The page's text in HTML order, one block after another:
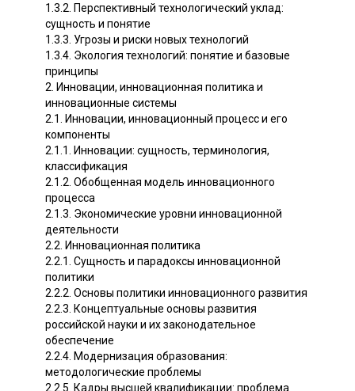
1.3.2. Перспективный технологический уклад:
сущность и понятие
1.3.3. Угрозы и риски новых технологий
1.3.4. Экология технологий: понятие и базовые
принципы
2. Инновации, инновационная политика и
инновационные системы
2.1. Инновации, инновационный процесс и его
компоненты
2.1.1. Инновации: сущность, терминология,
классификация
2.1.2. Обобщенная модель инновационного
процесса
2.1.3. Экономические уровни инновационной
деятельности
2.2. Инновационная политика
2.2.1. Сущность и парадоксы инновационной
политики
2.2.2. Основы политики инновационного развития
2.2.3. Концептуальные основы развития
российской науки и их законодательное
обеспечение
2.2.4. Модернизация образования:
методологические проблемы
2.2.5. Кадры высшей квалификации: проблема